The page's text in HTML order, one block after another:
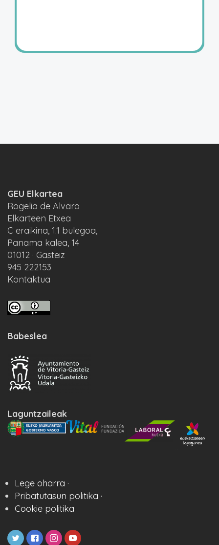
GEU Elkartea
Rogelia de Alvaro
Elkarteen Etxea
C eraikina, 1.1 bulegoa,
Panama kalea, 14
01012 · Gasteiz
945 222153
Kontaktua
Babeslea
Laguntzaileak
Lege oharra ·
Pribatutasun politika ·
Cookie politika